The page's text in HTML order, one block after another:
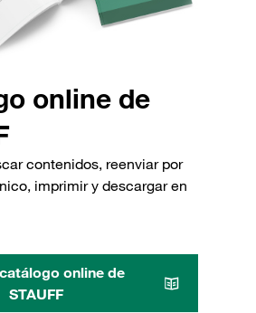
online de
contenidos, reenviar por
imprimir y descargar en
online de
STAUFF